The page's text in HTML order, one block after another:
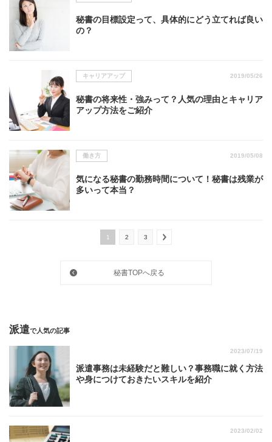
秘書の目標設定って、具体的にどう立てれば良い
の？
キャリアアップ 2019/05/26
秘書の将来性・強みって？人気の理由とキャリア
アップ方法をご紹介
働き方 2019/05/08
気になる秘書の勤務時間について！秘書は残業が
多いって本当？
1 2 3
秘書TOPへ戻る
派遣で人気の記事
2023/07/19
派遣事務は未経験だと難しい？事務職に就く方法
や身につけておきたいスキルを紹介
2023/02/02